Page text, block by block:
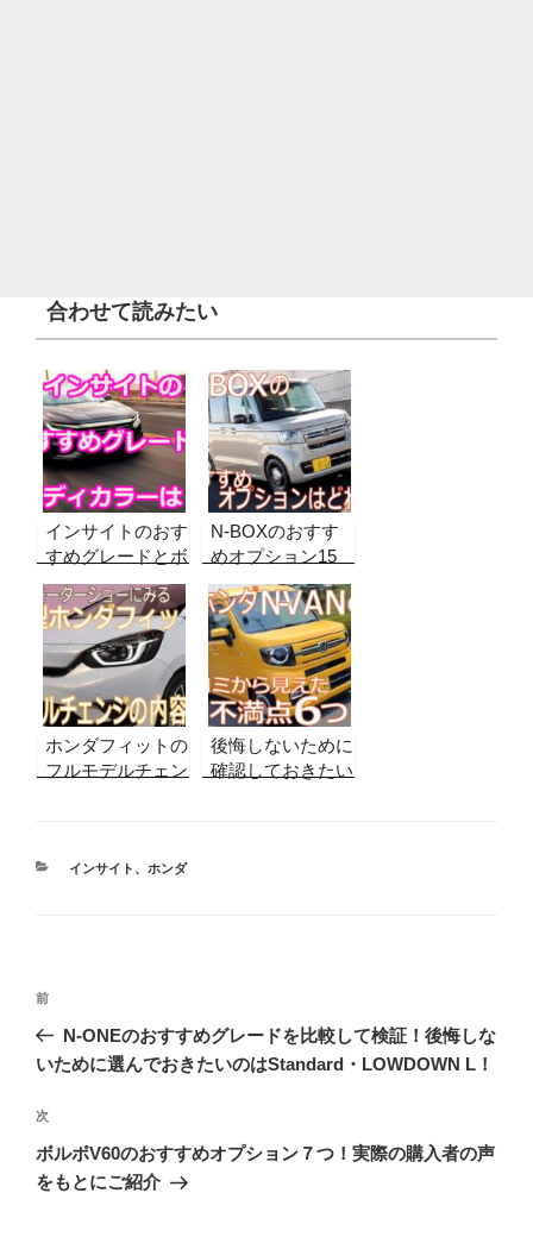
合わせて読みたい
インサイトのおす
すめグレードとボ
ディカラーを比較
して検証！ 後悔
しないために選ん
でおきたいのは
N-BOXのおすす
めオプション15
コとナビを実際の
購入者の声から紹
介！後悔しないた
めに付けておきた
いのは…
ホンダフィットの
フルモデルチェン
後悔しないために
確認しておきたい
カ
インサイト 、 ホンダ
投
ナ
ゲ
ー
シ
前
の
投
前
N-ONEのおすすめグレードを比較して検証！後悔しな
いために選んでおきたいのはStandard・LOWDOWN L！
次
の
投
次
ボルボV60のおすすめオプション７つ！実際の購入者の声
をもとにご紹介